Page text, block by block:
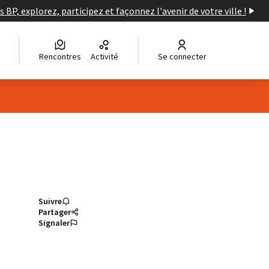
BP, explorez, participez et façonnez l'avenir de votre ville !
Rencontres Activité Se connecter
Suivre
Partager
Signaler